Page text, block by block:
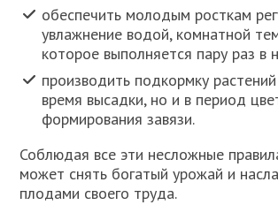
обеспечить молодым росткам
увлажнение водой, комнатной
которое выполняется пару раз в
производить подкормку
время высадки, но и в период
формирования завязи.
Соблюдая все эти несложные
может снять богатый урожай и
плодами своего труда.